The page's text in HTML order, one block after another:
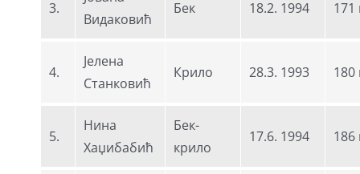
3.
Видаковић
Бек 18.2. 1994
4.
Јелена
Станковић
Крило 28.3. 1993
5.
Нина
Хаџибабић
Бек-
крило
17.6. 1994